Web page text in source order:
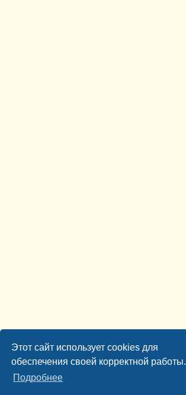
Этот сайт использует cookies для
обеспечения своей корректной работы.
Подробнее